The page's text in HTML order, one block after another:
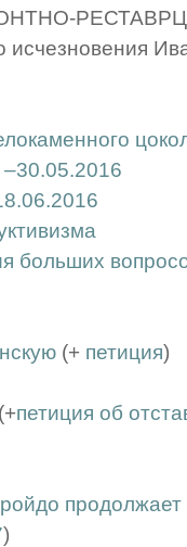
исчезновения
больших
(+ петиция)
(+петиция об
продолжает
)